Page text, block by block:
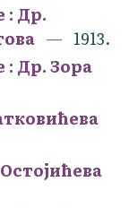
: Др.
1913.
: Др. Зора